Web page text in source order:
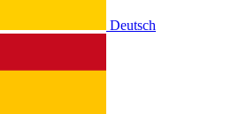
Deutsch